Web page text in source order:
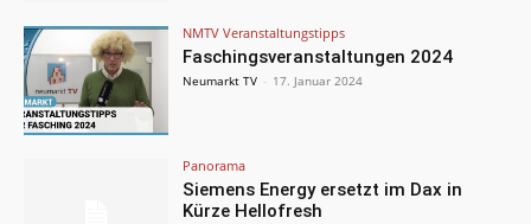
NMTV Veranstaltungstipps
Faschingsveranstaltungen 2024
Neumarkt TV - 17. Januar 2024
Panorama
Siemens Energy ersetzt im Dax in
Kürze Hellofresh